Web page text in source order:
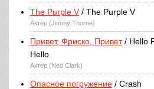
The Purple V / The Purple V
Актер (Jimmy Thorne)
Привет, Фриско, Привет/ Hello
Hello
Актер (Ned Clark)
Опасное погружение / Crash